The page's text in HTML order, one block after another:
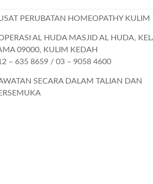
PERUBATAN HOMEOPATHY KULIM
AL HUDA MASJID AL HUDA,
09000, KULIM KEDAH
– 635 8659 / 03 – 9058 4600
SECARA DALAM TALIAN DAN